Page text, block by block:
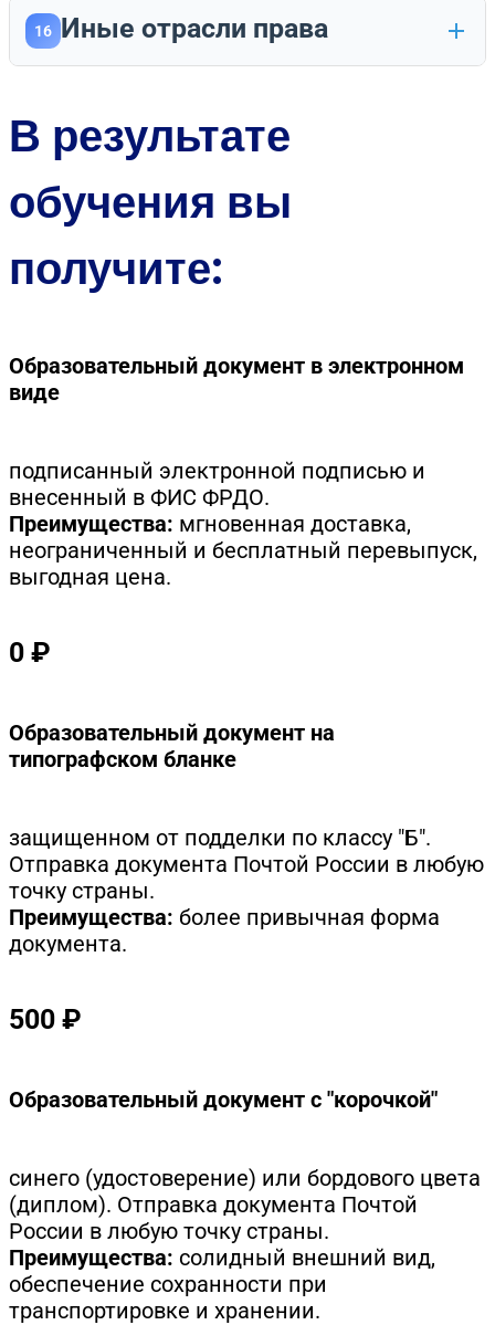
16 Иные отрасли права
В результате
обучения вы
получите:
Образовательный документ в электронном
виде
подписанный электронной подписью и
внесенный в ФИС ФРДО.
Преимущества: мгновенная доставка,
неограниченный и бесплатный перевыпуск,
выгодная цена.
0 ₽
Образовательный документ на
типографском бланке
защищенном от подделки по классу "Б".
Отправка документа Почтой России в любую
точку страны.
Преимущества: более привычная форма
документа.
500 ₽
Образовательный документ с "корочкой"
синего (удостоверение) или бордового цвета
(диплом). Отправка документа Почтой
России в любую точку страны.
Преимущества: солидный внешний вид,
обеспечение сохранности при
транспортировке и хранении.